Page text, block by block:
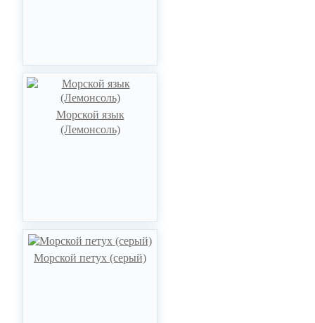
Морской язык
(Лемонсоль)
Морской петух (серый)